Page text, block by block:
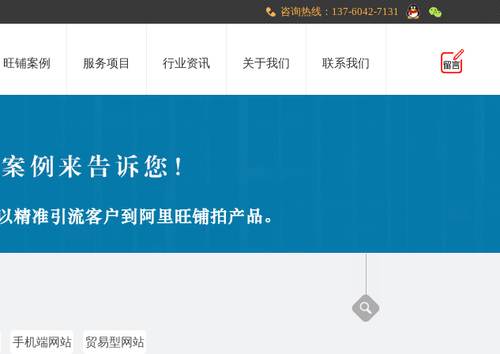
咨询热线：137-6042-7131
旺铺案例 服务项目 行业资讯 关于我们 联系我们
手机端网站 贸易型网站